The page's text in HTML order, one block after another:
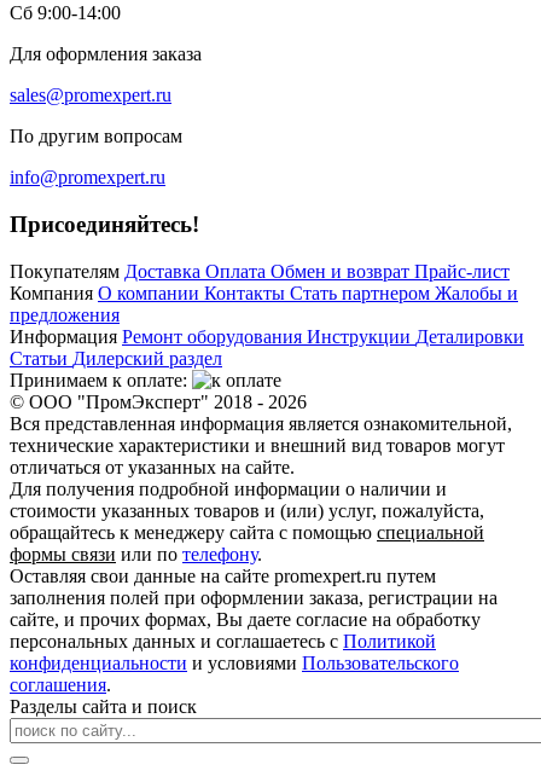
Сб 9:00-14:00
Для оформления заказа
sales@promexpert.ru
По другим вопросам
info@promexpert.ru
Присоединяйтесь!
Покупателям Доставка Оплата Обмен и возврат Прайс-лист
Компания О компании Контакты Стать партнером Жалобы и
предложения
Информация Ремонт оборудования Инструкции Деталировки
Статьи Дилерский раздел
Принимаем к оплате:
© ООО "ПромЭксперт" 2018 - 2026
Вся представленная информация является ознакомительной,
технические характеристики и внешний вид товаров могут
отличаться от указанных на сайте.
Для получения подробной информации о наличии и
стоимости указанных товаров и (или) услуг, пожалуйста,
обращайтесь к менеджеру сайта с помощью специальной
формы связи или по телефону.
Оставляя свои данные на сайте promexpert.ru путем
заполнения полей при оформлении заказа, регистрации на
сайте, и прочих формах, Вы даете согласие на обработку
персональных данных и соглашаетесь с Политикой
конфиденциальности и условиями Пользовательского
соглашения.
Разделы сайта и поиск